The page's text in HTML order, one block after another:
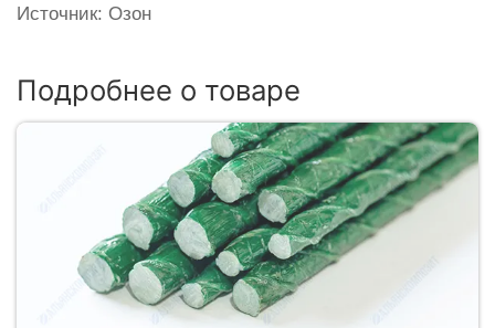
Источник: Озон
Подробнее о товаре